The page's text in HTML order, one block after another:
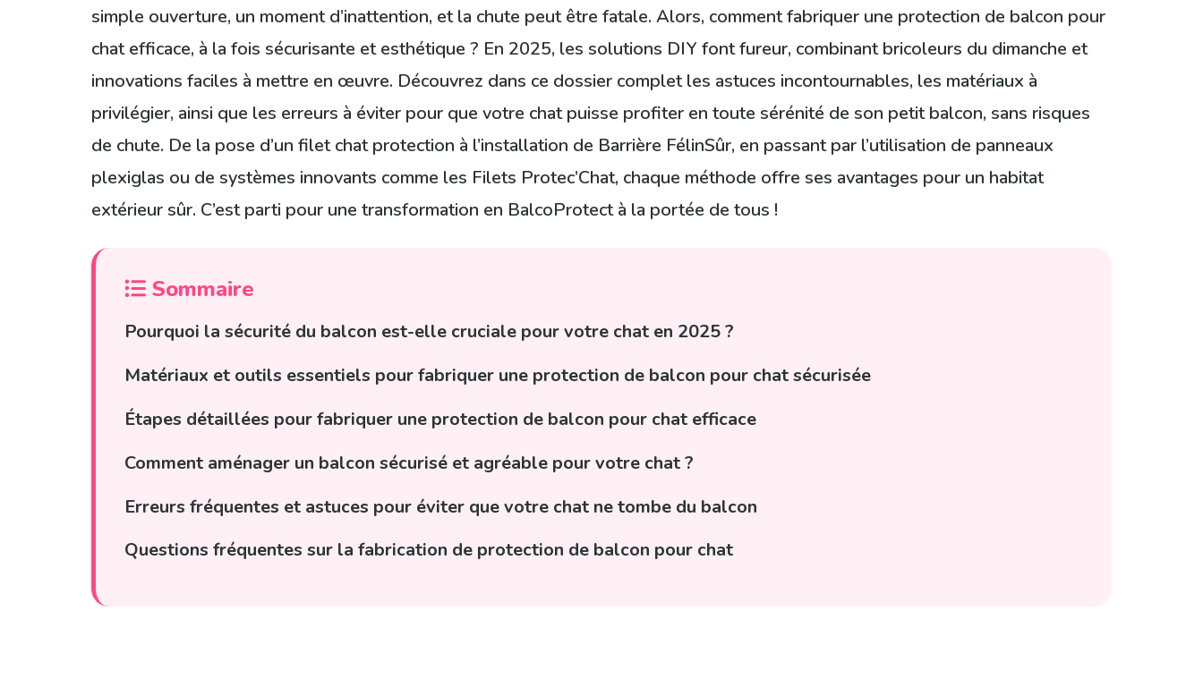
simple ouverture, un moment d’inattention, et la chute peut être fatale. Alors, comment fabriquer une protection de balcon pour
chat efficace, à la fois sécurisante et esthétique ? En 2025, les solutions DIY font fureur, combinant bricoleurs du dimanche et
innovations faciles à mettre en œuvre. Découvrez dans ce dossier complet les astuces incontournables, les matériaux à
privilégier, ainsi que les erreurs à éviter pour que votre chat puisse profiter en toute sérénité de son petit balcon, sans risques
de chute. De la pose d’un filet chat protection à l’installation de Barrière FélinSûr, en passant par l’utilisation de panneaux
plexiglas ou de systèmes innovants comme les Filets Protec’Chat, chaque méthode offre ses avantages pour un habitat
extérieur sûr. C’est parti pour une transformation en BalcoProtect à la portée de tous !
Sommaire
Pourquoi la sécurité du balcon est-elle cruciale pour votre chat en 2025 ?
Matériaux et outils essentiels pour fabriquer une protection de balcon pour chat sécurisée
Étapes détaillées pour fabriquer une protection de balcon pour chat efficace
Comment aménager un balcon sécurisé et agréable pour votre chat ?
Erreurs fréquentes et astuces pour éviter que votre chat ne tombe du balcon
Questions fréquentes sur la fabrication de protection de balcon pour chat